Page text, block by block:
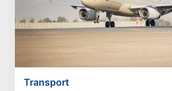
Transport